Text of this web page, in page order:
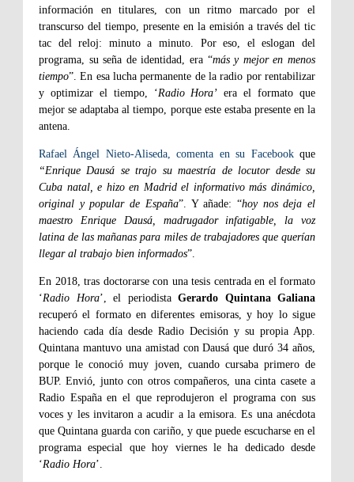
información en titulares, con un ritmo marcado por el
transcurso del tiempo, presente en la emisión a través del tic
tac del reloj: minuto a minuto. Por eso, el eslogan del
programa, su seña de identidad, era “más y mejor en menos
tiempo”. En esa lucha permanente de la radio por rentabilizar
y optimizar el tiempo, ‘Radio Hora’ era el formato que
mejor se adaptaba al tiempo, porque este estaba presente en la
antena.
Rafael Ángel Nieto-Aliseda, comenta en su Facebookque
“Enrique Dausá se trajo su maestría de locutor desde su
Cuba natal, e hizo en Madrid el informativo más dinámico,
original y popular de España”. Y añade: “hoy nos deja el
maestro Enrique Dausá, madrugador infatigable, la voz
latina de las mañanas para miles de trabajadores que querían
llegar al trabajo bien informados”.
En 2018, tras doctorarse con una tesis centrada en el formato
‘Radio Hora’, el periodista Gerardo Quintana Galiana
recuperó el formato en diferentes emisoras, y hoy lo sigue
haciendo cada día desde Radio Decisión y su propia App.
Quintana mantuvo una amistad con Dausá que duró 34 años,
porque le conoció muy joven, cuando cursaba primero de
BUP. Envió, junto con otros compañeros, una cinta casete a
Radio España en el que reprodujeron el programa con sus
voces y les invitaron a acudir a la emisora. Es una anécdota
que Quintana guarda con cariño, y que puede escucharse en el
programa especial que hoy viernes le ha dedicado desde
‘Radio Hora’.